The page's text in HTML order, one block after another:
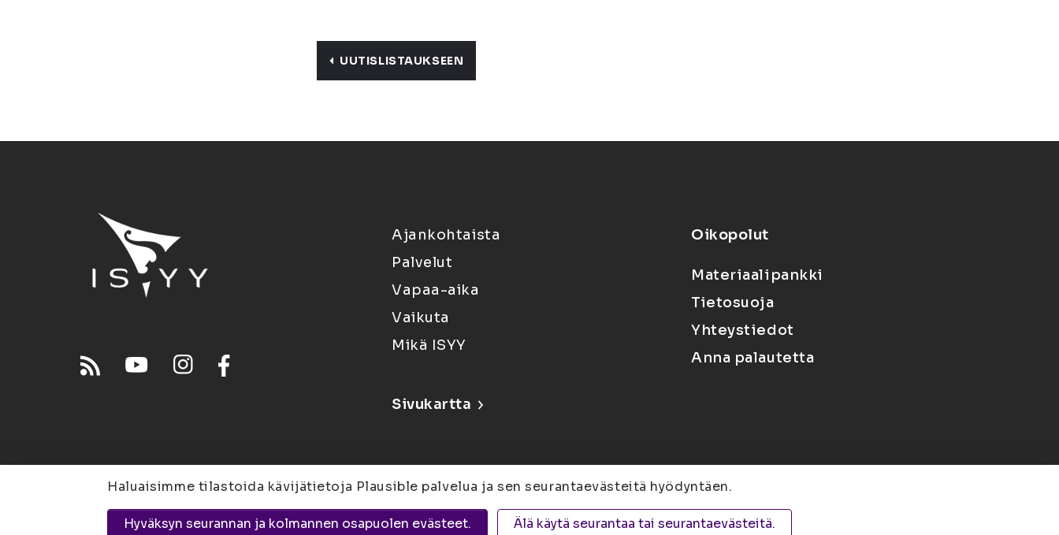
UUTISLISTAUKSEEN
Ajankohtaista
Palvelut
Vapaa-aika
Vaikuta
Mikä ISYY
Sivukartta
Oikopolut
Materiaalipankki
Tietosuoja
Yhteystiedot
Anna palautetta
Joensuu Suvantokatu 6, 80100 Joensuu | KuopioYliopistonranta 15, PL 1627, 70211 Kuopio
Haluaisimme tilastoida kävijätietoja Plausible palvelua ja sen seurantaevästeitä hyödyntäen.
Hyväksyn seurannan ja kolmannen osapuolen evästeet. Älä käytä seurantaa tai seurantaevästeitä.